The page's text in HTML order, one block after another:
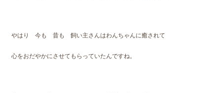
やはり 今も 昔も 飼い主さんはわんちゃんに癒されて
心をおだやかにさせてもらっていたんですね。